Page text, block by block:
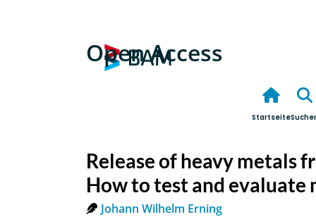
Open Access
Startseite
Release of heavy metals
How to test and evaluate
Johann Wilhelm Erning